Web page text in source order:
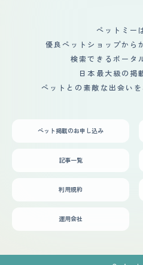
ペットミー
優良ペットショップから
検索できるポータ
日本最大級の掲
ペットとの素敵な出会い
ペット掲載のお申し込み
記事一覧
利用規約
運用会社